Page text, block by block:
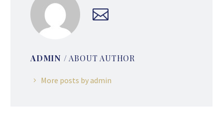
ADMIN / ABOUT AUTHOR
More posts by admin